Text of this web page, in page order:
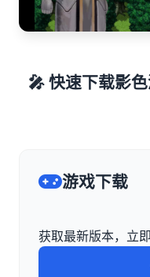
🎤 快速下载影
游戏下载
获取最新版本，立